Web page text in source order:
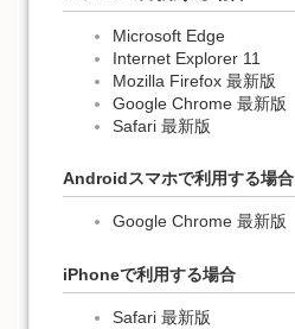
Microsoft Edge
Internet Explorer 11
Mozilla Firefox 最新版
Google Chrome 最新版
Safari 最新版
Androidスマホで利用する場合
Google Chrome 最新版
iPhoneで利用する場合
Safari 最新版